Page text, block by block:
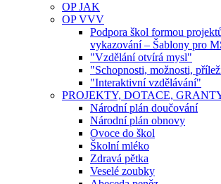
OP JAK
OP VVV
Podpora škol formou
vykazování – Šablony pro
"Vzdělání otvírá mysl"
"Schopnosti, možnosti,
"Interaktivní vzdělávání"
PROJEKTY, DOTACE,
Národní plán doučování
Národní plán obnovy
Ovoce do škol
Školní mléko
Zdravá pětka
Veselé zoubky